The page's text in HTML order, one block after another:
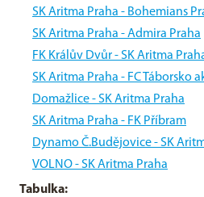
SK Aritma Praha - Bohemians
SK Aritma Praha - Admira Praha
FK Králův Dvůr - SK Aritma
SK Aritma Praha - FC Táborsko
Domažlice - SK Aritma Praha
SK Aritma Praha - FK Příbram
Dynamo Č.Budějovice - SK
VOLNO - SK Aritma Praha
Tabulka: